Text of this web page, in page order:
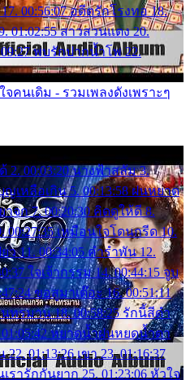
00:56:07 อดีตรักโรงทอ 18.
01:02:55 สาวสวนแตง 20.
พบรักปากน้ำโพ 22.
นเดิม - รวมเพลงดังเพราะๆ
2. 00:03:20 นางฟ้าสลัม 3.
ญเหลือเกิน 5. 00:13:58 ฝนหยาด
าจก 7. 00:20:30 คิดดูให้ดี 8.
00:27:35 เหมือนใจโดนกรีด 10.
ว 11. 00:34:05 คำรำพัน 12.
ใจเจ้ากรรม 14. 00:44:15 จูบ
ขอสูมาเต๊อะ 16. 00:51:11
ทรมาน 18. 00:58:25 รักนี้สีดำ
01:05:42 หยาดน้ำฝนหยดน้ำตา
01:13:26 เขา 23. 01:16:37
รารักกันยาก 25. 01:23:06 หัวใจ